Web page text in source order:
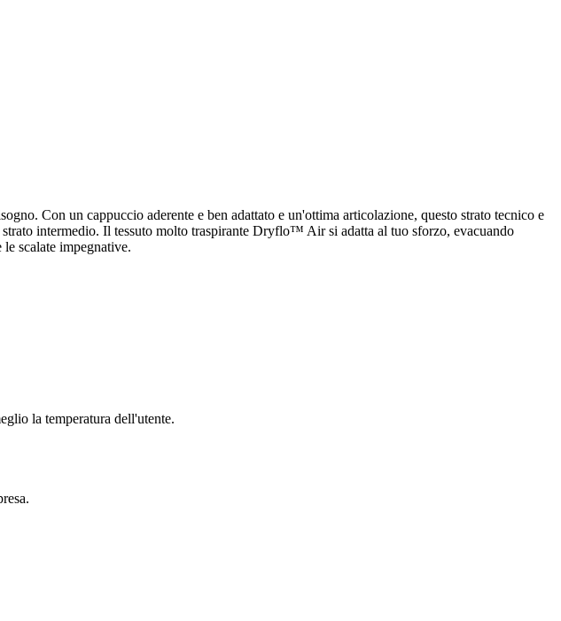
Con un cappuccio aderente e ben adattato e un'ottima articolazione, questo strato tecnico e
intermedio. Il tessuto molto traspirante Dryflo™ Air si adatta al tuo sforzo, evacuando
scalate impegnative.
la temperatura dell'utente.